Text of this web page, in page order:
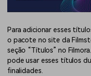
Para adicionar esses
o pacote no site da
seção “Títulos” no
pode usar esses títulos
finalidades.